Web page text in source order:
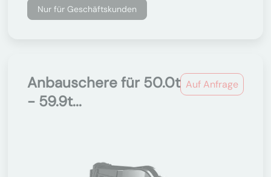
Nur für Geschäftskunden
Auf Anfrage
Anbauschere für 50.0t
- 59.9t...